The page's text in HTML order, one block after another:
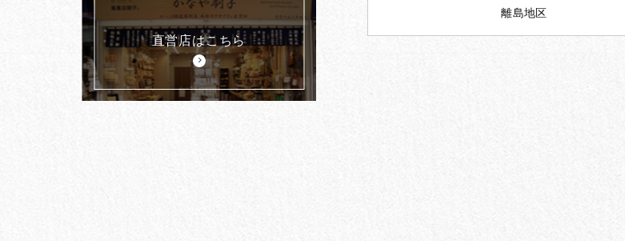
直営店はこちら
離島地区